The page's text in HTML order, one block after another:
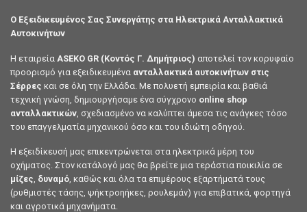
Ο Εξειδικευμένος Σας Συνεργάτης στα Ηλεκτρικά Ανταλλακτικά
Αυτοκινήτων
Η εταιρεία ASEKO GR (Κοντός Γ. Δημήτριος) αποτελεί τον κορυφαίο
προορισμό για εξειδικευμένα ανταλλακτικά αυτοκινήτων στις
Σέρρες και σε όλη την Ελλάδα. Με πολυετή εμπειρία και βαθιά
τεχνική γνώση, δημιουργήσαμε ένα σύγχρονο online shop
ανταλλακτικών , σχεδιασμένο να καλύπτει άμεσα τις ανάγκες τόσο
του επαγγελματία μηχανικού όσο και του ιδιώτη οδηγού.
Η εξειδίκευσή μας επικεντρώνεται στα ηλεκτρικά μέρη του
οχήματος. Στον κατάλογό μας θα βρείτε μια τεράστια ποικιλία σε
μίζες, δυναμό, καθώς και όλα τα επιμέρους εξαρτήματά τους
(ρυθμιστές τάσης, ψήκτροηήκες, ρουλεμάν) για επιβατικά, φορτηγά
και αγροτικά μηχανήματα.